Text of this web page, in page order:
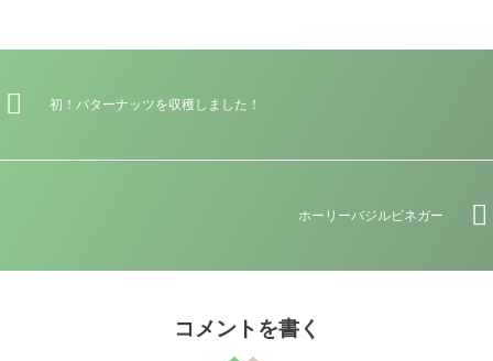
初！バターナッツを収穫しました！
ホーリーバジルビネガー
コメントを書く